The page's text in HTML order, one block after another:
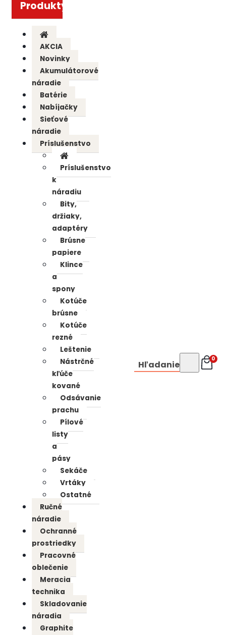
Produkty
AKCIA
Novinky
Akumulátorové
náradie
Batérie
Nabíjačky
Sieťové
náradie
Príslušenstvo
Príslušenstvo
k
náradiu
Bity,
držiaky,
adaptéry
Brúsne
papiere
Klince
a
spony
Kotúče
brúsne
Kotúče
rezné
Leštenie
Nástrčné
kľúče
kované
Odsávanie
prachu
Pílové
listy
a
pásy
Sekáče
Vrtáky
Ostatné
Ručné
náradie
Ochranné
prostriedky
Pracovné
oblečenie
Meracia
technika
Skladovanie
náradia
Graphite
Hľadanie 0